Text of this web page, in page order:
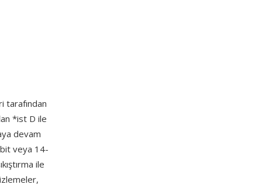
tarafından
*ist D ile
devam
veya 14-
ile